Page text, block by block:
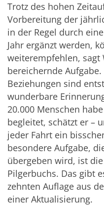
Trotz des hohen
Vorbereitung der
in der Regel durch
Jahr ergänzt werden,
weiterempfehlen, sagt
bereichernde
Beziehungen sind
wunderbare
20.000 Menschen
begleitet, schätzt er –
jeder Fahrt ein
besondere Aufgabe,
übergeben wird, ist
Pilgerbuchs. Das gibt
zehnten Auflage aus
einer Aktualisierung.